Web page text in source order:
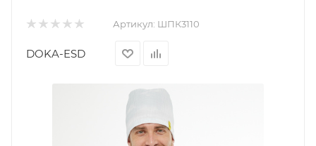
Артикул: ШПК3110
DOKA-ESD